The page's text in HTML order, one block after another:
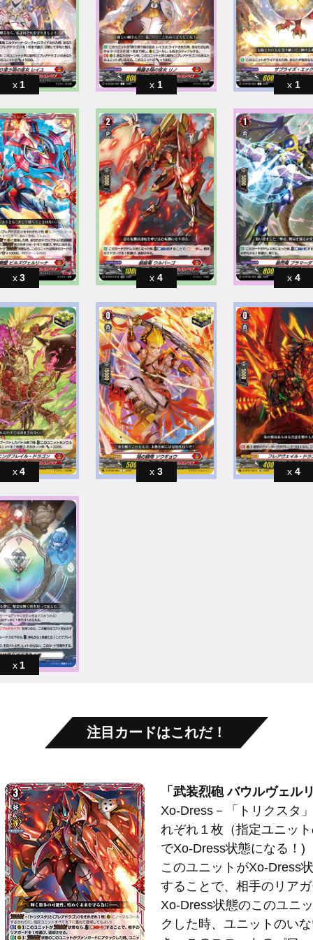
1 1 1
3 4 4
4 3 4
1
注目カードはこれだ！
「武装烈砲 バウルヴェル
Xo-Dress－「トリクスタ
れぞれ１枚（指定ユニッ
でXo-Dress状態になる！)
このユニットがXo-Dress
することで、相手のリア
Xo-Dress状態のこのユニ
クした時、ユニットのい